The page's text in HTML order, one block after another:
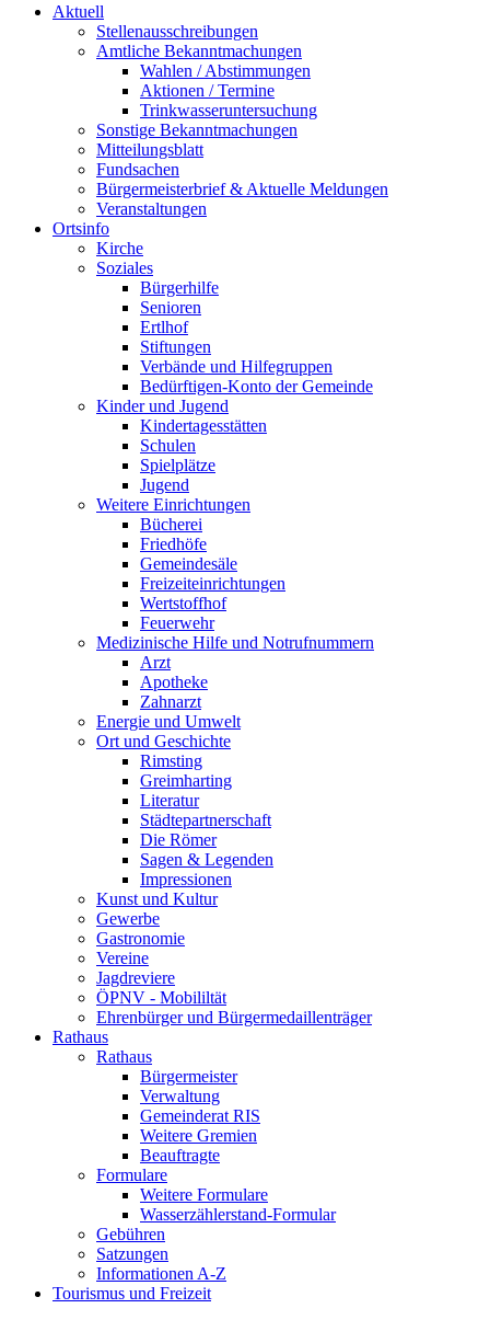
Aktuell
Stellenausschreibungen
Amtliche Bekanntmachungen
Wahlen / Abstimmungen
Aktionen / Termine
Trinkwasseruntersuchung
Sonstige Bekanntmachungen
Mitteilungsblatt
Fundsachen
Bürgermeisterbrief & Aktuelle Meldungen
Veranstaltungen
Ortsinfo
Kirche
Soziales
Bürgerhilfe
Senioren
Ertlhof
Stiftungen
Verbände und Hilfegruppen
Bedürftigen-Konto der Gemeinde
Kinder und Jugend
Kindertagesstätten
Schulen
Spielplätze
Jugend
Weitere Einrichtungen
Bücherei
Friedhöfe
Gemeindesäle
Freizeiteinrichtungen
Wertstoffhof
Feuerwehr
Medizinische Hilfe und Notrufnummern
Arzt
Apotheke
Zahnarzt
Energie und Umwelt
Ort und Geschichte
Rimsting
Greimharting
Literatur
Städtepartnerschaft
Die Römer
Sagen & Legenden
Impressionen
Kunst und Kultur
Gewerbe
Gastronomie
Vereine
Jagdreviere
ÖPNV - Mobililtät
Ehrenbürger und Bürgermedaillenträger
Rathaus
Rathaus
Bürgermeister
Verwaltung
Gemeinderat RIS
Weitere Gremien
Beauftragte
Formulare
Weitere Formulare
Wasserzählerstand-Formular
Gebühren
Satzungen
Informationen A-Z
Tourismus und Freizeit